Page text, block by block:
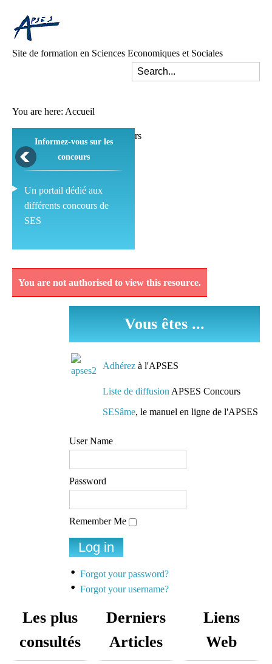
Site de formation en Sciences Economiques et Sociales
You are here: Accueil
Informez-vous sur les
concours
Un portail dédié aux
différents concours de
SES
Découvrez et analysez
mises en oeuvre dans les
des conseils de lecture
diffusion
Une liste de diffusion
dédiée à la préparation
des concours pour
Espace dédié aux tuteurs
et formateurs
You are not authorised to view this resource.
Vous êtes ...
Adhérez à l'APSES
Liste de diffusion APSES Concours
SESâme, le manuel en ligne de l'APSES
User Name
Password
Remember Me
Forgot your password?
Forgot your username?
Les plus
consultés
Derniers
Articles
Liens
Web